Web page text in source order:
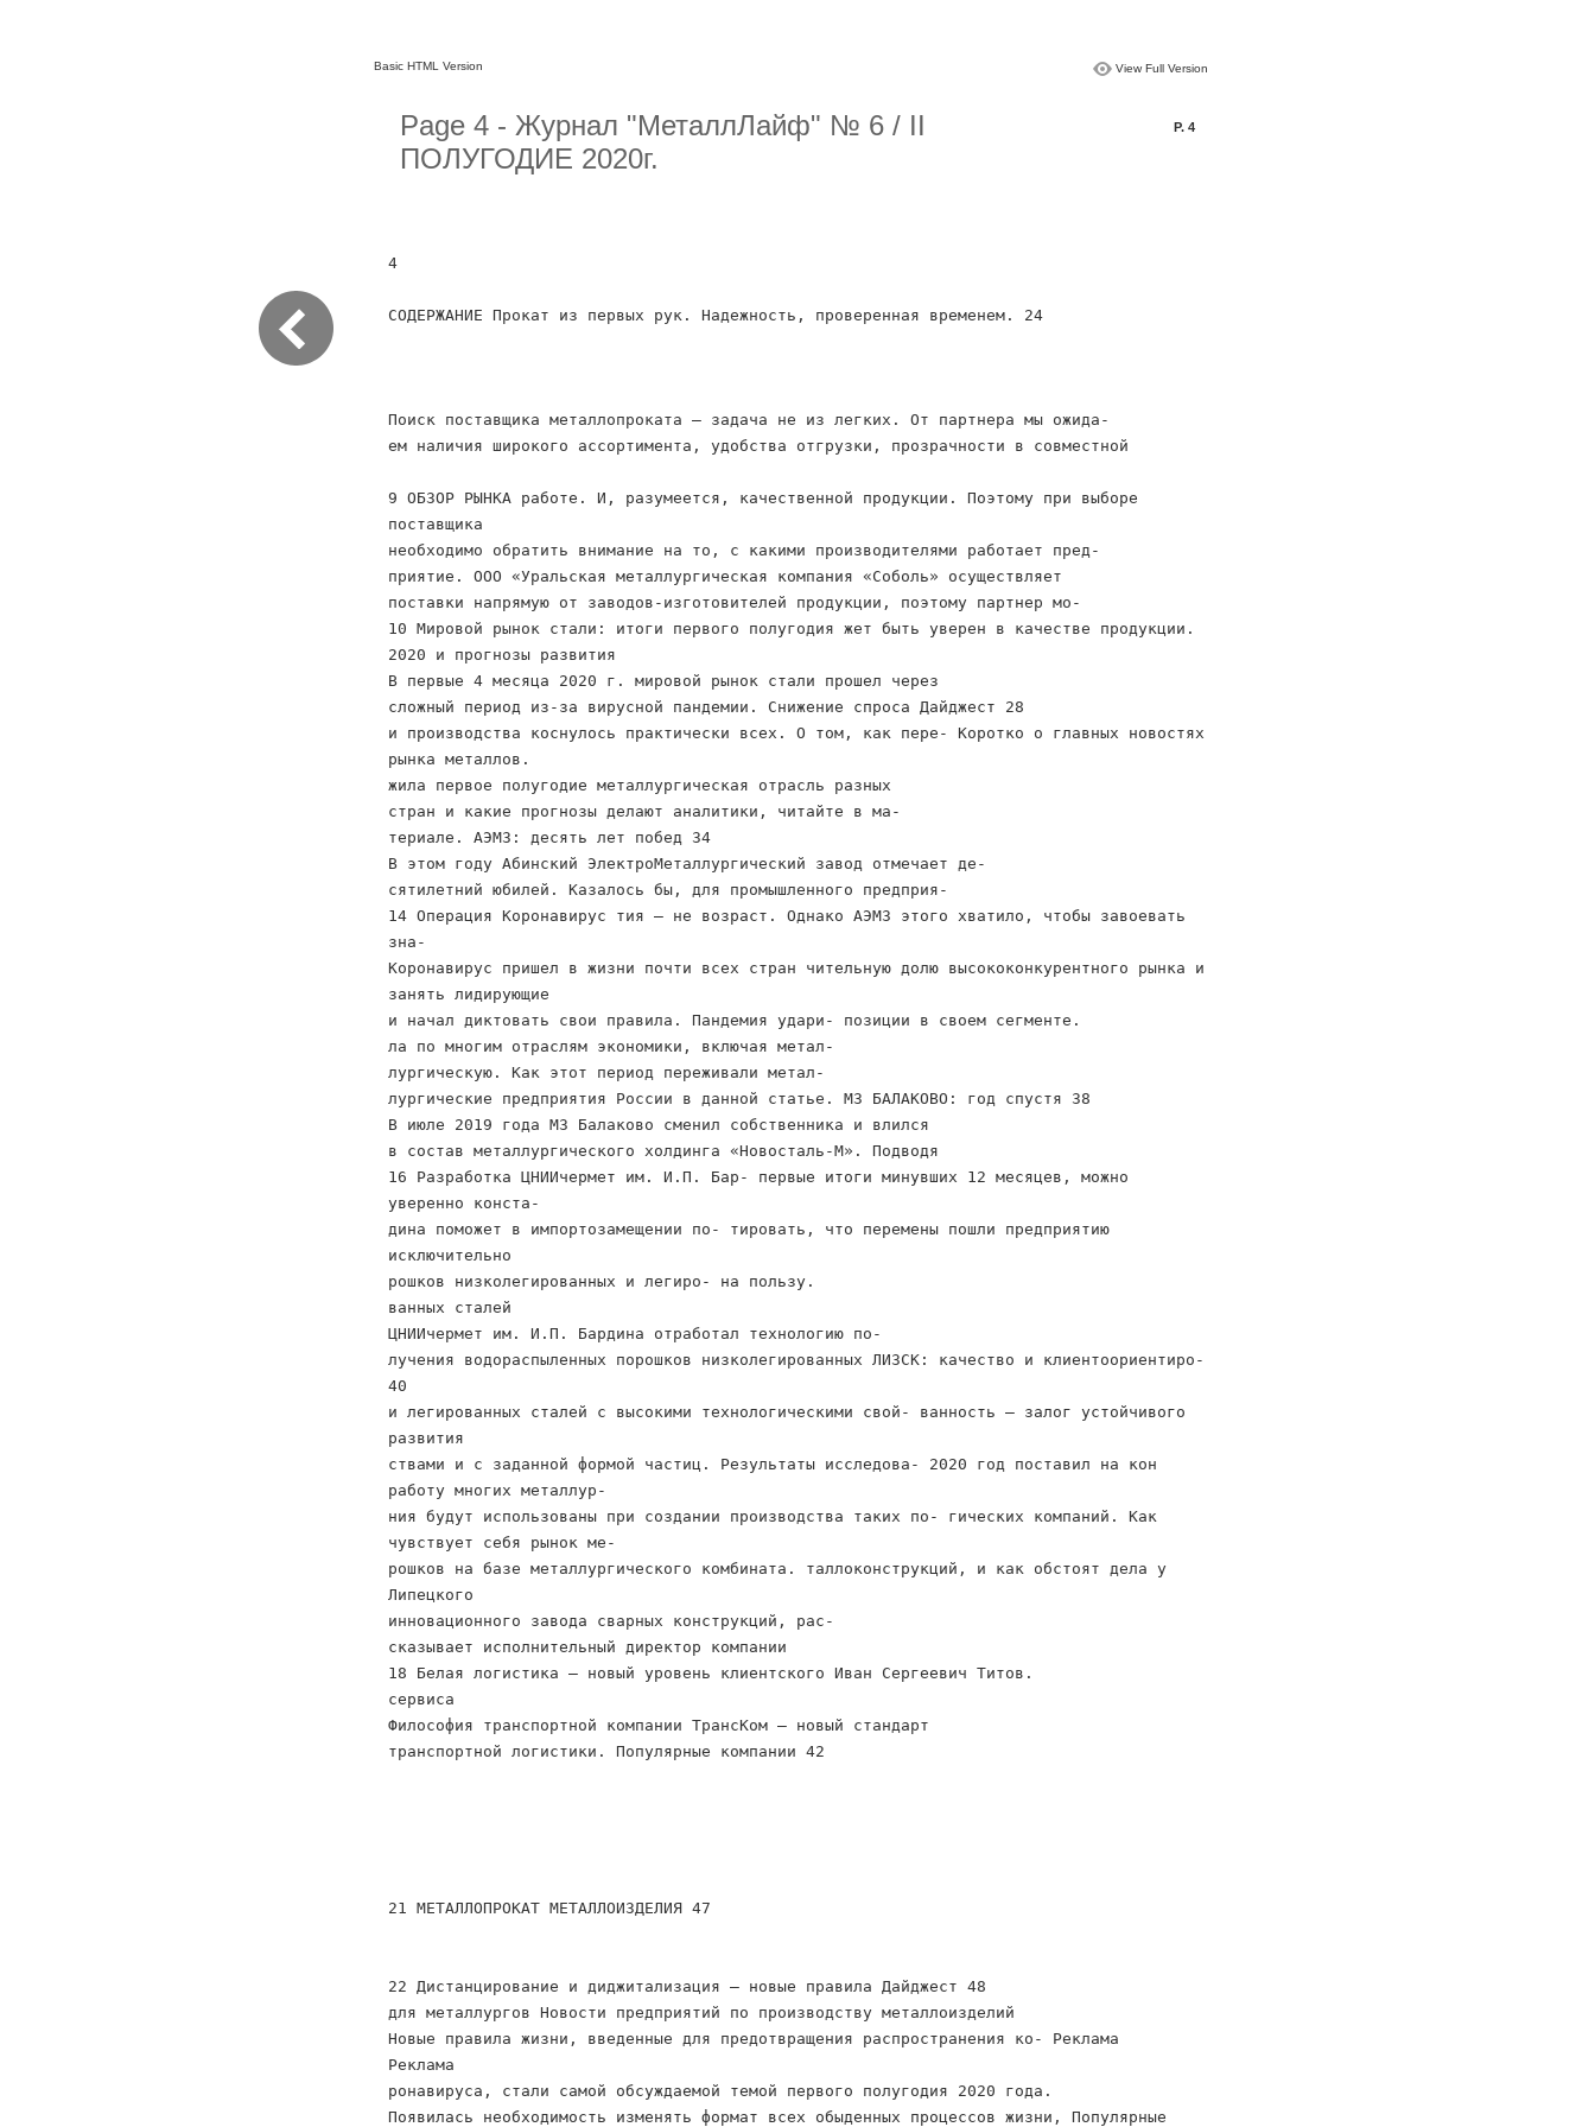
Basic HTML Version View Full Version
Page 4 - Журнал "МеталлЛайф" № 6 / II
ПОЛУГОДИЕ 2020г.
P. 4
4
СОДЕРЖАНИЕ Прокат из первых рук. Надежность, проверенная временем. 24
Поиск поставщика металлопроката – задача не из легких. От партнера мы ожида-
ем наличия широкого ассортимента, удобства отгрузки, прозрачности в совместной
9 ОБЗОР РЫНКА работе. И, разумеется, качественной продукции. Поэтому при выборе
поставщика
необходимо обратить внимание на то, с какими производителями работает пред-
приятие. ООО «Уральская металлургическая компания «Соболь» осуществляет
поставки напрямую от заводов-изготовителей продукции, поэтому партнер мо-
10 Мировой рынок стали: итоги первого полугодия жет быть уверен в качестве продукции.
2020 и прогнозы развития
В первые 4 месяца 2020 г. мировой рынок стали прошел через
сложный период из-за вирусной пандемии. Снижение спроса Дайджест 28
и производства коснулось практически всех. О том, как пере- Коротко о главных новостях
рынка металлов.
жила первое полугодие металлургическая отрасль разных
стран и какие прогнозы делают аналитики, читайте в ма-
териале. АЭМЗ: десять лет побед 34
В этом году Абинский ЭлектроМеталлургический завод отмечает де-
сятилетний юбилей. Казалось бы, для промышленного предприя-
14 Операция Коронавирус тия – не возраст. Однако АЭМЗ этого хватило, чтобы завоевать
зна-
Коронавирус пришел в жизни почти всех стран чительную долю высококонкурентного рынка и
занять лидирующие
и начал диктовать свои правила. Пандемия удари- позиции в своем сегменте.
ла по многим отраслям экономики, включая метал-
лургическую. Как этот период переживали метал-
лургические предприятия России в данной статье. МЗ БАЛАКОВО: год спустя 38
В июле 2019 года МЗ Балаково сменил собственника и влился
в состав металлургического холдинга «Новосталь-М». Подводя
16 Разработка ЦНИИчермет им. И.П. Бар- первые итоги минувших 12 месяцев, можно
уверенно конста-
дина поможет в импортозамещении по- тировать, что перемены пошли предприятию
исключительно
рошков низколегированных и легиро- на пользу.
ванных сталей
ЦНИИчермет им. И.П. Бардина отработал технологию по-
лучения водораспыленных порошков низколегированных ЛИЗСК: качество и клиентоориентиро-
40
и легированных сталей с высокими технологическими свой- ванность – залог устойчивого
развития
ствами и с заданной формой частиц. Результаты исследова- 2020 год поставил на кон
работу многих металлур-
ния будут использованы при создании производства таких по- гических компаний. Как
чувствует себя рынок ме-
рошков на базе металлургического комбината. таллоконструкций, и как обстоят дела у
Липецкого
инновационного завода сварных конструкций, рас-
сказывает исполнительный директор компании
18 Белая логистика – новый уровень клиентского Иван Сергеевич Титов.
сервиса
Философия транспортной компании ТрансКом – новый стандарт
транспортной логистики. Популярные компании 42
21 МЕТАЛЛОПРОКАТ МЕТАЛЛОИЗДЕЛИЯ 47
22 Дистанцирование и диджитализация – новые правила Дайджест 48
для металлургов Новости предприятий по производству металлоизделий
Новые правила жизни, введенные для предотвращения распространения ко- Реклама
Реклама
ронавируса, стали самой обсуждаемой темой первого полугодия 2020 года.
Появилась необходимость изменять формат всех обыденных процессов жизни, Популярные